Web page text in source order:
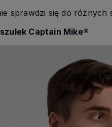
sprawdzi się do różnych
Captain Mike®